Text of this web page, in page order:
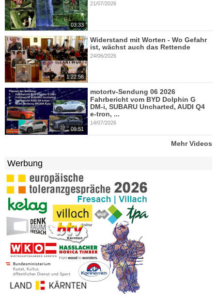
03:33
21/07/2026
1:22:56
Widerstand mit Worten - Wo Gefahr
ist, wächst auch das Rettende
24/06/2026
09:51
motortv-Sendung 06 2026
Fahrbericht vom BYD Dolphin G
DM-i, SUBARU Uncharted, AUDI Q4
e-tron, ...
14/07/2026
Mehr Videos
Werbung